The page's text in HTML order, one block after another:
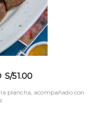
S/51.00
plancha, acompañado con